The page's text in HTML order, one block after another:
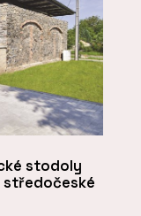
stodoly
středočeské